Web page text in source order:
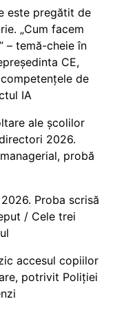
este pregătit de
„Cum facem
– temă-cheie în
CE,
de
IA
ale școlilor
2026.
probă
Proba scrisă
/ Cele trei
accesul copiilor
potrivit Poliției